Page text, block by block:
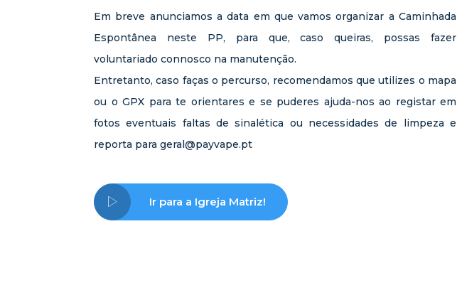
Em breve anunciamos a data em que vamos organizar a Caminhada
Espontânea neste PP, para que, caso queiras, possas fazer
voluntariado connosco na manutenção.
Entretanto, caso faças o percurso, recomendamos que utilizes o mapa
ou o GPX para te orientares e se puderes ajuda-nos ao registar em
fotos eventuais faltas de sinalética ou necessidades de limpeza e
reporta para geral@payvape.pt
Ir para a Igreja Matriz!